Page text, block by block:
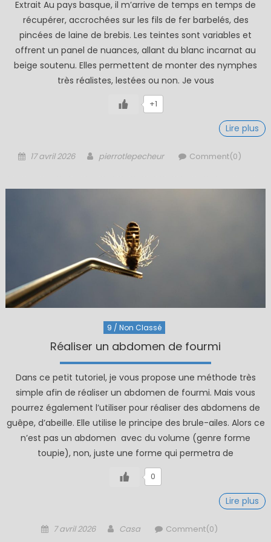
Extrait Au pays basque, il m’arrive de temps en temps de
récupérer, accrochées sur les fils de fer barbelés, des
pincées de laine de brebis. Les teintes sont variables et
offrent un panel de nuances, allant du blanc incarnat au
beige soutenu. Elles permettent de monter des nymphes
très réalistes, lestées ou non. Je vous
+1
Lire plus
Posted
17 avril 2026 Author
pierrotlepecheur Comment(0)
9 / Non Classé
Réaliser un abdomen de fourmi
Dans ce petit tutoriel, je vous propose une méthode très
simple afin de réaliser un abdomen de fourmi. Mais vous
pourrez également l’utiliser pour réaliser des abdomens de
guêpe, d’abeille. Elle utilise le principe des brule-ailes. Alors ce
n’est pas un abdomen avec du volume (genre forme
toupie), non, juste une forme qui permetra de
0
Lire plus
Posted
7 avril 2026 Author
Casa Comment(0)